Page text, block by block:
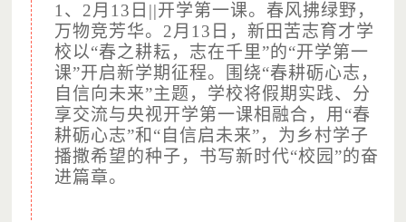
（图片摄于：新田苦志育才学校，已获得授权）
在生活上得到了细心的照料；
1、2月13日||开学第一课。春风拂绿野，
万物竞芳华。2月13日，新田苦志育才学
校以“春之耕耘，志在千里”的“开学第一
课”开启新学期征程。围绕“春耕砺心志，
自信向未来”主题，学校将假期实践、分
享交流与央视开学第一课相融合，用“春
耕砺心志”和“自信启未来”，为乡村学子
播撒希望的种子，书写新时代“校园”的奋
进篇章。